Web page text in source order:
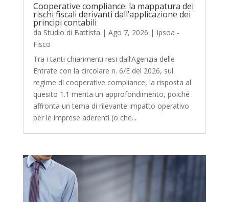
Cooperative compliance: la mappatura dei
rischi fiscali derivanti dall’applicazione dei
principi contabili
da Studio di Battista | Ago 7, 2026 | Ipsoa -
Fisco
Tra i tanti chiarimenti resi dall’Agenzia delle
Entrate con la circolare n. 6/E del 2026, sul
regime di cooperative compliance, la risposta al
quesito 1.1 merita un approfondimento, poiché
affronta un tema di rilevante impatto operativo
per le imprese aderenti (o che...